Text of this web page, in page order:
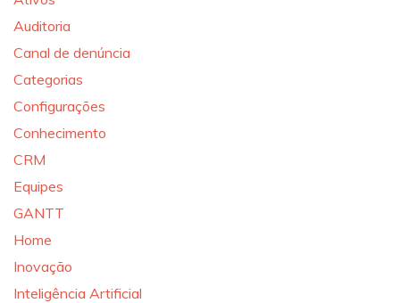
Auditoria
Canal de denúncia
Categorias
Configurações
Conhecimento
CRM
Equipes
GANTT
Home
Inovação
Inteligência Artificial